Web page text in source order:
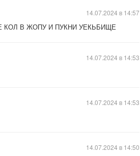
КОЛ В ЖОПУ И ПУКНИ УЕКЬБИЩЕ
14.07.2024 в 14:57
14.07.2024 в 14:53
14.07.2024 в 14:53
14.07.2024 в 14:50